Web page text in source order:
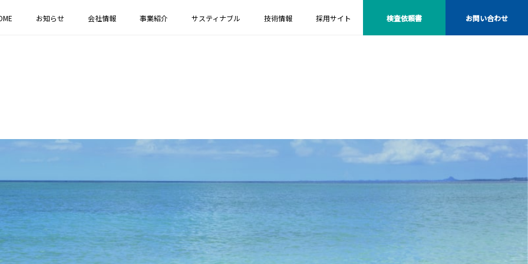
お知らせ 会社情報 事業紹介 サスティナブル 技術情報 採用サイト 検査依頼書 お問い合わせ